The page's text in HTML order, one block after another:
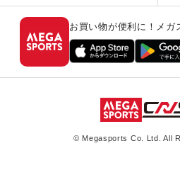
お買い物が便利に！メガ
© Megasports Co. Ltd. All